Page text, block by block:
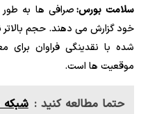
سلامت بورس:صرافی ها به طور
خود گزارش می دهند. حجم
شده با نقدینگی فراوان برای
موقعیت ها است.
حتما مطالعه کنید : شبکه